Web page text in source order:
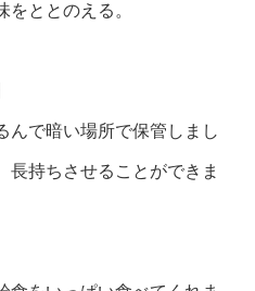
ととのえる。
んで暗い場所で保管しまし
長持ちさせることができま